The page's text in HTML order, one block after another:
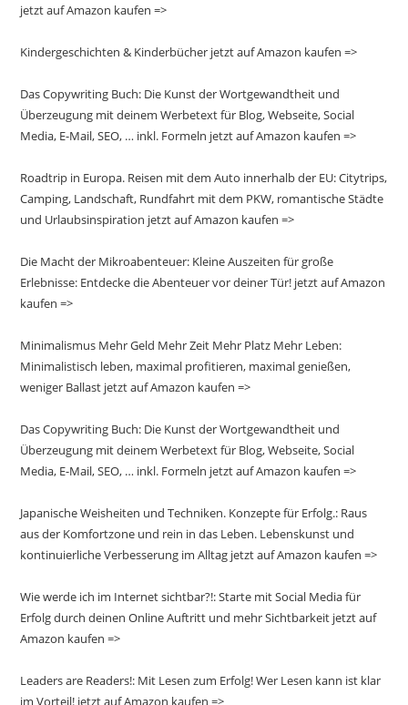
jetzt auf Amazon kaufen =>
Kindergeschichten & Kinderbücher jetzt auf Amazon kaufen =>
Das Copywriting Buch: Die Kunst der Wortgewandtheit und
Überzeugung mit deinem Werbetext für Blog, Webseite, Social
Media, E-Mail, SEO, … inkl. Formeln jetzt auf Amazon kaufen =>
Roadtrip in Europa. Reisen mit dem Auto innerhalb der EU: Citytrips,
Camping, Landschaft, Rundfahrt mit dem PKW, romantische Städte
und Urlaubsinspiration jetzt auf Amazon kaufen =>
Die Macht der Mikroabenteuer: Kleine Auszeiten für große
Erlebnisse: Entdecke die Abenteuer vor deiner Tür! jetzt auf Amazon
kaufen =>
Minimalismus Mehr Geld Mehr Zeit Mehr Platz Mehr Leben:
Minimalistisch leben, maximal profitieren, maximal genießen,
weniger Ballast jetzt auf Amazon kaufen =>
Das Copywriting Buch: Die Kunst der Wortgewandtheit und
Überzeugung mit deinem Werbetext für Blog, Webseite, Social
Media, E-Mail, SEO, … inkl. Formeln jetzt auf Amazon kaufen =>
Japanische Weisheiten und Techniken. Konzepte für Erfolg.: Raus
aus der Komfortzone und rein in das Leben. Lebenskunst und
kontinuierliche Verbesserung im Alltag jetzt auf Amazon kaufen =>
Wie werde ich im Internet sichtbar?!: Starte mit Social Media für
Erfolg durch deinen Online Auftritt und mehr Sichtbarkeit jetzt auf
Amazon kaufen =>
Leaders are Readers!: Mit Lesen zum Erfolg! Wer Lesen kann ist klar
im Vorteil! jetzt auf Amazon kaufen =>